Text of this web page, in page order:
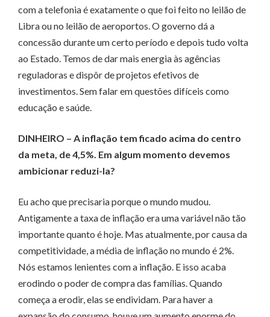
com a telefonia é exatamente o que foi feito no leilão de
Libra ou no leilão de aeroportos. O governo dá a
concessão durante um certo período e depois tudo volta
ao Estado. Temos de dar mais energia às agências
reguladoras e dispôr de projetos efetivos de
investimentos. Sem falar em questões difíceis como
educação e saúde.
DINHEIRO – A inflação tem ficado acima do centro
da meta, de 4,5%. Em algum momento devemos
ambi­cionar reduzi-la?
Eu acho que precisaria porque o mundo mudou.
Antigamente a taxa de inflação era uma variável não tão
importante quanto é hoje. Mas atualmente, por causa da
competitividade, a média de inflação no mundo é 2%.
Nós estamos lenientes com a inflação. E isso acaba
erodindo o poder de compra das famílias. Quando
começa a erodir, elas se endividam. Para haver a